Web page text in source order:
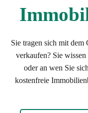
Sie tragen sich mit dem
verkaufen? Sie
oder an wen Sie
kostenfreie